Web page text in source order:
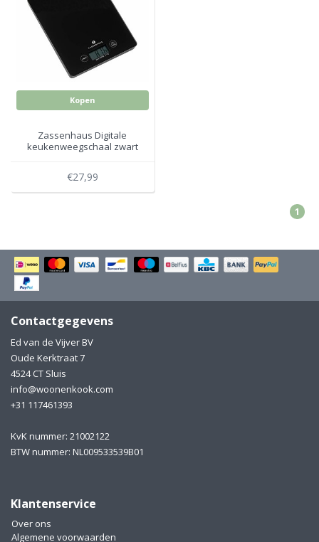
Kopen
Zassenhaus Digitale
keukenweegschaal zwart
€27,99
1
Contactgegevens
Ed van de Vijver BV
Oude Kerktraat 7
4524 CT Sluis
info@woonenkook.com
+31 117461393
KvK nummer: 21002122
BTW nummer: NL009533539B01
Klantenservice
Over ons
Algemene voorwaarden